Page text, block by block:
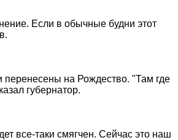
Если в обычные будни этот
перенесены на Рождество. "Там где
губернатор.
все-таки смягчен. Сейчас это наш